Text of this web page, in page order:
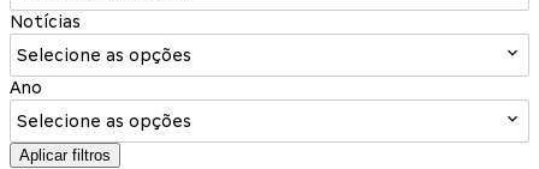
Notícias
Selecione as opções
Ano
Selecione as opções
Aplicar filtros